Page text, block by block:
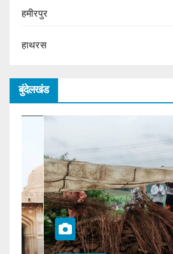
हमीरपुर
हाथरस
बुंदेलखंड